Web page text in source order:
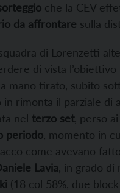
che la CEV
da affrontare sulla
di Lorenzetti
di vista
mano tirato, subito
rimonta il parziale di
nel terzo set, perso
periodo, momento in
come avevano
Lavia, in grado
(18 col 58%, due